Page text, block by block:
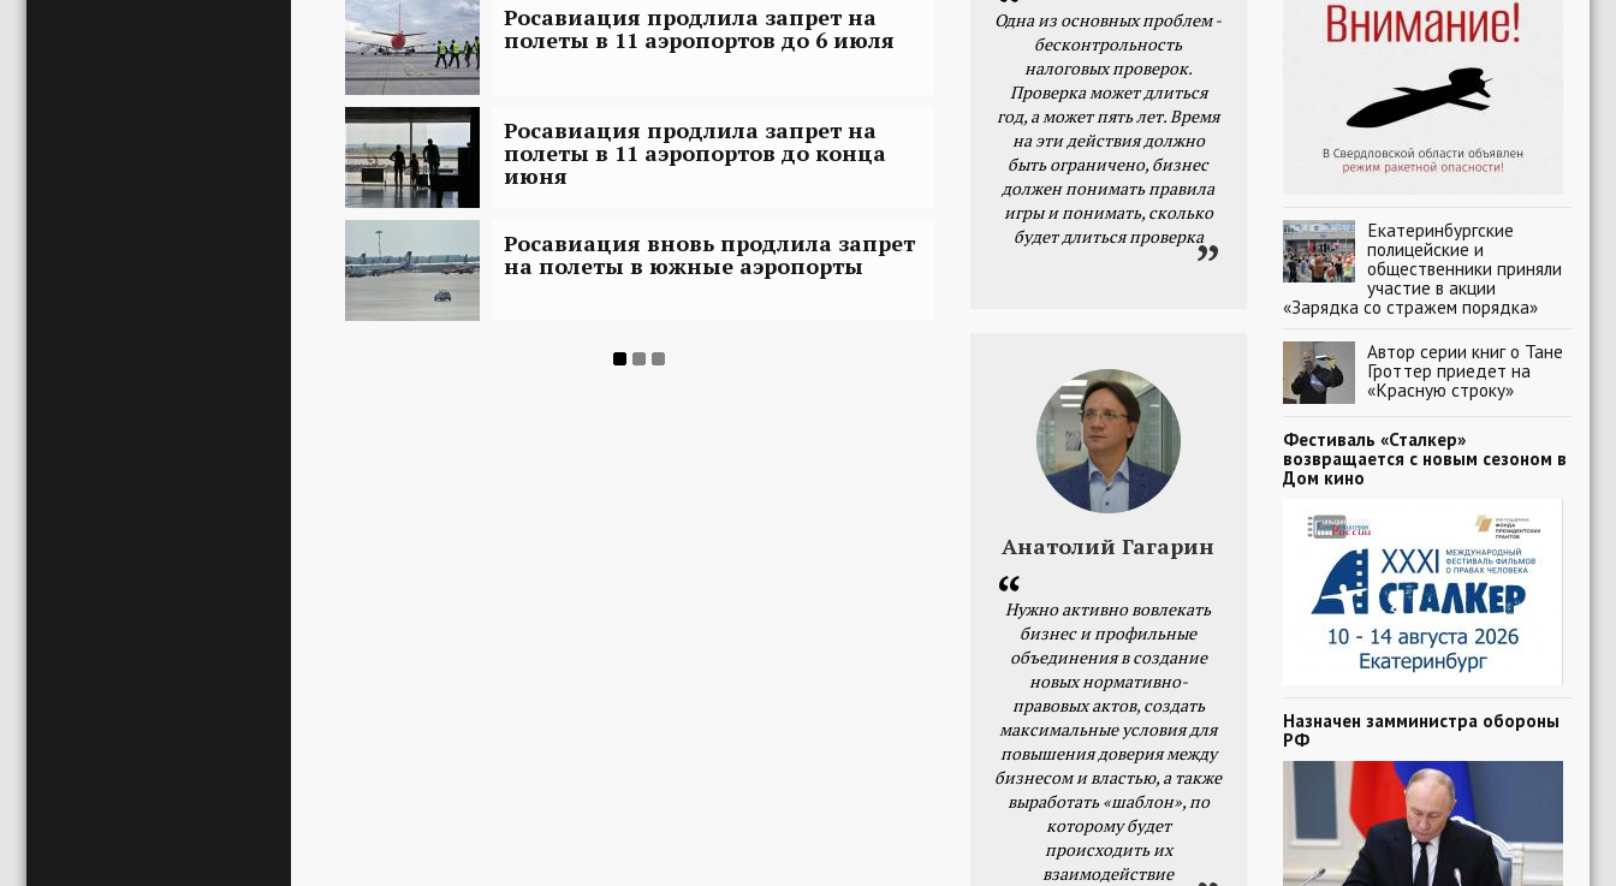
Росавиация продлила запрет на
полеты в 11 аэропортов до 6 июля
Росавиация продлила запрет на
полеты в 11 аэропортов до конца
июня
Росавиация вновь продлила запрет
на полеты в южные аэропорты
Одна из основных проблем -
бесконтрольность
налоговых проверок.
Проверка может длиться
год, а может пять лет. Время
на эти действия должно
быть ограничено, бизнес
должен понимать правила
игры и понимать, сколько
будет длиться проверка
Анатолий Гагарин
Нужно активно вовлекать
бизнес и профильные
объединения в создание
новых нормативно-
правовых актов, создать
максимальные условия для
повышения доверия между
бизнесом и властью, а также
выработать «шаблон», по
которому будет
происходить их
взаимодействие
Екатеринбургские
полицейские и
общественники приняли
участие в акции
«Зарядка со стражем порядка»
Автор серии книг о Тане
Гроттер приедет на
«Красную строку»
Фестиваль «Сталкер»
возвращается с новым сезоном в
Дом кино
Назначен замминистра обороны
РФ